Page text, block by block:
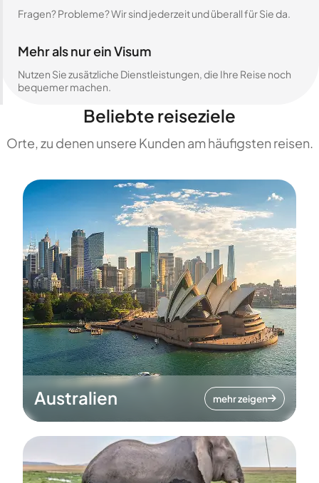
Fragen? Probleme? Wir sind jederzeit und überall für Sie da.
Mehr als nur ein Visum
Nutzen Sie zusätzliche Dienstleistungen, die Ihre Reise noch
bequemer machen.
Beliebte reiseziele
Orte, zu denen unsere Kunden am häufigsten reisen.
Australien mehr zeigen